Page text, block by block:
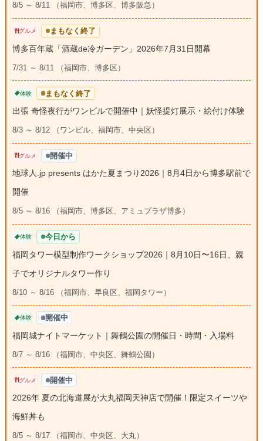
8/5 ～ 8/11 （福岡市、博多区、博多阪急）
グルメ まもなく終了
博多百年蔵「酒蔵de冷ガーデン」2026年7月31日開幕
7/31 ～ 8/11 （福岡市、博多区）
体験 まもなく終了
出張 奇怪夜行がワンビルで開催中｜妖怪提灯展示・絵付け体験
8/3 ～ 8/12 （ワンビル、福岡市、中央区）
グルメ 開催中
地球人.jp presents はかた夏まつり2026｜8月4日から博多駅前で
開催
8/5 ～ 8/16 （福岡市、博多区、アミュプラザ博多）
体験 今日から
福岡タワー模型制作ワークショップ2026｜8月10日〜16日、親
子でオリジナルタワー作り
8/10 ～ 8/16 （福岡市、早良区、福岡タワー）
体験 開催中
福岡城ナイトマーケット｜舞鶴公園の開催日・時間・入場料
8/7 ～ 8/16 （福岡市、中央区、舞鶴公園）
グルメ 開催中
2026年 夏の北海道展が大丸福岡天神店で開催！限定スイーツや
海鮮丼も
8/5 ～ 8/17 （福岡市、中央区、大丸）